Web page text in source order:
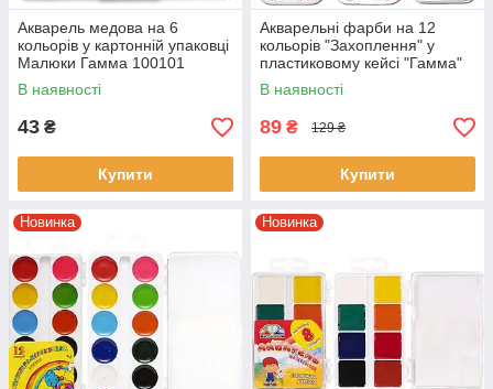
Акварель медова на 6
кольорів у картонній упаковці
Малюки Гамма 100101
В наявності
43 ₴
Купити
Акварельні фарби на 12
кольорів "Захоплення" у
пластиковому кейсі "Гамма"
В наявності
89 ₴ 129 ₴
Купити
Новинка Новинка